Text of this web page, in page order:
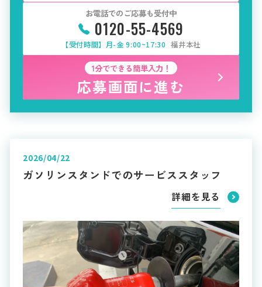
お電話でのご応募も受付中
0120-55-4569
【受付時間】月-金 9:00~17:30 福井本社
1分でできる簡単入力！
応募画面に進む
2026/04/22
ガソリンスタンドでのサービススタッフ
詳細を見る